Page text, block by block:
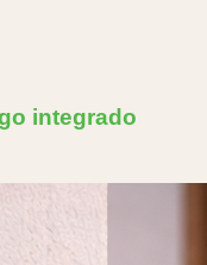
integrado